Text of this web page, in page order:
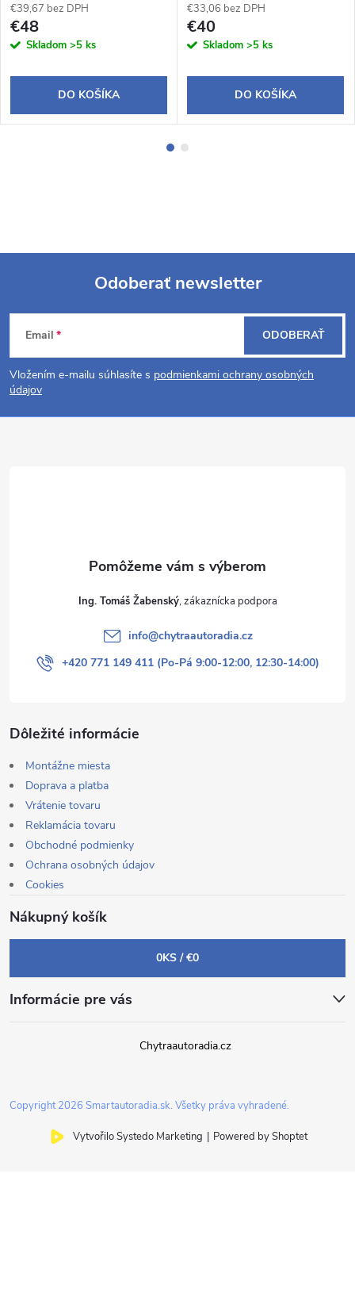
€39,67 bez DPH
€48
Skladom >5 ks
DO KOŠÍKA
€33,06 bez DPH
€40
Skladom >5 ks
DO KOŠÍKA
Z
á
p
Odoberať newsletter
Email
Vložením e-mailu súhlasíte s podmienkami ochrany osobných
údajov
ODOBERAŤ
Ing. Tomáš Žabenský
info@chytraautoradia.cz
+420 771 149 411 (Po-Pá 9:00-12:00, 12:30-14:00)
Dôležité informácie
Montážne miesta
Doprava a platba
Vrátenie tovaru
Reklamácia tovaru
Obchodné podmienky
Ochrana osobných údajov
Cookies
Nákupný košík
0KS /€0
Informácie pre vás
Chytraautoradia.cz
Vytvořilo Systedo Marketing | Powered by Shoptet
Copyright 2026 Smartautoradia.sk. Všetky práva vyhradené.